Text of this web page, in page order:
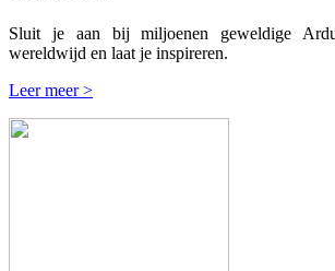
Sluit je aan bij miljoenen geweldige
wereldwijd en laat je inspireren.
Leer meer >